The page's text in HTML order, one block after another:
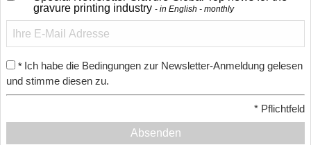
gravure printing industry
in English - monthly
* Ich habe die Bedingungen zur Newsletter-Anmeldung gelesen
und stimme diesen zu.
* Pflichtfeld
Absenden